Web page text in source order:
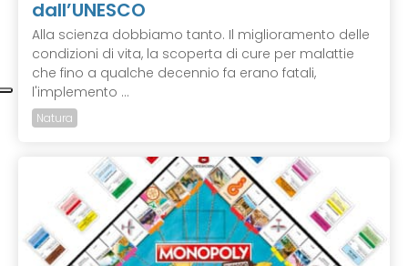
dall’UNESCO
Alla scienza dobbiamo tanto. Il miglioramento delle
condizioni di vita, la scoperta di cure per malattie
che fino a qualche decennio fa erano fatali,
l'implemento ...
Natura